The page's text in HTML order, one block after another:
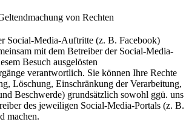
von Rechten
Social-Media-Auftritte (z. B. Facebook)
mit dem Betreiber der Social-Media-
Besuch ausgelösten
verantwortlich. Sie können Ihre Rechte
Löschung, Einschränkung der Verarbeitung,
Beschwerde) grundsätzlich sowohl ggü. uns
des jeweiligen Social-Media-Portals (z. B.
machen.